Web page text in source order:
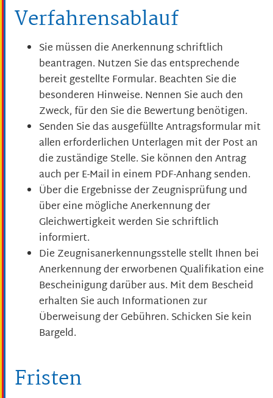
Verfahrensablauf
Sie müssen die Anerkennung schriftlich
beantragen. Nutzen Sie das entsprechende
bereit gestellte Formular. Beachten Sie die
besonderen Hinweise. Nennen Sie auch den
Zweck, für den Sie die Bewertung benötigen.
Senden Sie das ausgefüllte Antragsformular mit
allen erforderlichen Unterlagen mit der Post an
die zuständige Stelle. Sie können den Antrag
auch per E-Mail in einem PDF-Anhang senden.
Über die Ergebnisse der Zeugnisprüfung und
über eine mögliche Anerkennung der
Gleichwertigkeit werden Sie schriftlich
informiert.
Die Zeugnisanerkennungsstelle stellt Ihnen bei
Anerkennung der erworbenen Qualifikation eine
Bescheinigung darüber aus. Mit dem Bescheid
erhalten Sie auch Informationen zur
Überweisung der Gebühren. Schicken Sie kein
Bargeld.
Fristen